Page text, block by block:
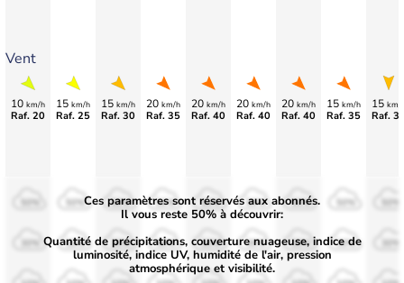
Vent
10 km/h
Raf. 20
15 km/h
Raf. 25
15 km/h
Raf. 30
20 km/h
Raf. 35
20 km/h
Raf. 40
20 km/h
Raf. 40
20 km/h
Raf. 40
15 km/h
Raf. 35
15 km/
Raf.
50%
30%
50%
30%
50%
30%
50%
30%
50%
30%
50%
30%
50%
30%
Ces paramètres sont réservés aux abonnés.
Il vous reste 50% à découvrir:
Quantité de précipitations, couverture nuageuse, indice de
luminosité, indice UV, humidité de l'air, pression
atmosphérique et visibilité.